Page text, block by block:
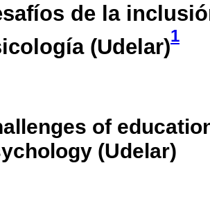
de la
(Udelar)1
of
(Udelar)